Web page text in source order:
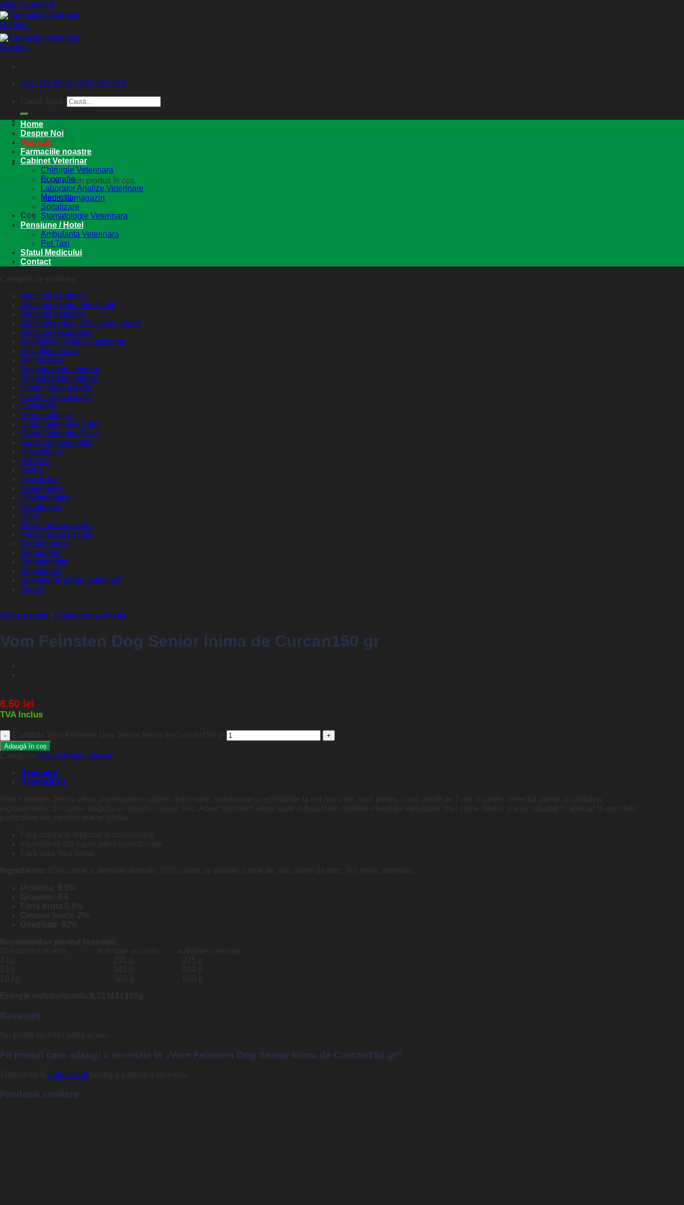
Skip to content
021.312.60.51 0765.925.523
Nu ai niciun produs în coș.
Înapoi la magazin
Coș
Home
Despre Noi
Magazin
Farmaciile noastre
Cabinet Veterinar
Chirurgie Veterinara
Ecografie
Laborator Analize Veterinare
Medicala
Spitalizare
Stomatologie Veterinara
Pensiune / Hotel
Ambulanta Veterinara
Pet Taxi
Sfatul Medicului
Contact
Afectiuni cardiace
Afectiuni gastro-intestinale
Afectiuni hepatice
Afectiuni renale / Afectiuni urinare
Afectiuni respiratorii
Antibiotice locale cicatrizante
Antiinflamatoare
Antimicotice
Antiparazitare externe
Antiparazitare interne
Caine hrana umeda
Caine hrana uscata
Calmante
Dermatologice
Diete Veterinare Caini
Diete Veterinare Pisici
Furaj complementar
Histaminice
HRANA
Igiena
Insecticide
Neurologice
Oftalmologice
Oncologice
Otice
Pisica hrana umeda
Pisica hrana uscata
Recompense
Sampoane
Stomatologie
Suplimente
Suplimente pentru articulații
Zgarzi
Prima pagină Caine hrana umeda
Vom Feinsten Dog Senior Inima de Curcan150 gr
6.50 lei
TVA Inclus
Adaugă în coș
Caine hrana umeda
Descriere
Recenzii (0)
Recenzii
Fii primul care adaugi o recenzie la „Vom Feinsten Dog Senior Inima de Curcan150 gr”
autentificatpentru a publica o recenzie.
Produse similare